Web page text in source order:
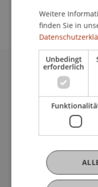
Universität Liechtenstein
Fürst-Franz-Josef-Strasse
9490 Vaduz
T +423 265 11 11
info@uni.li
Fußzeile
Rechtssammlung
Datenschutzerklärung
Disclaimer
Weitere
finden Sie in
Unbedingt
erforderlich